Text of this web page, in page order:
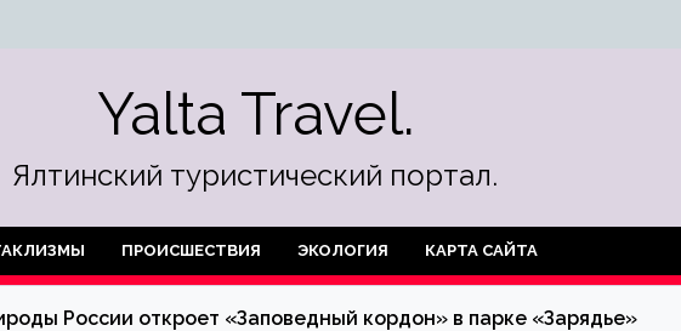
Yalta Travel.
Ялтинский туристический портал.
ПРОИСШЕСТВИЯ ЭКОЛОГИЯ КАРТА САЙТА
России откроет «Заповедный кордон» в парке «Зарядье»